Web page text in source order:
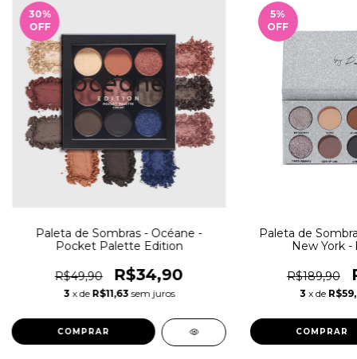
30%
OFF
Paleta de Sombras - Océane -
Pocket Palette Edition
R$49,90 R$34,90
3 x de R$11,63 sem juros
COMPRAR
5%
OFF
Paleta de
New York -
R$189,90
3 x de